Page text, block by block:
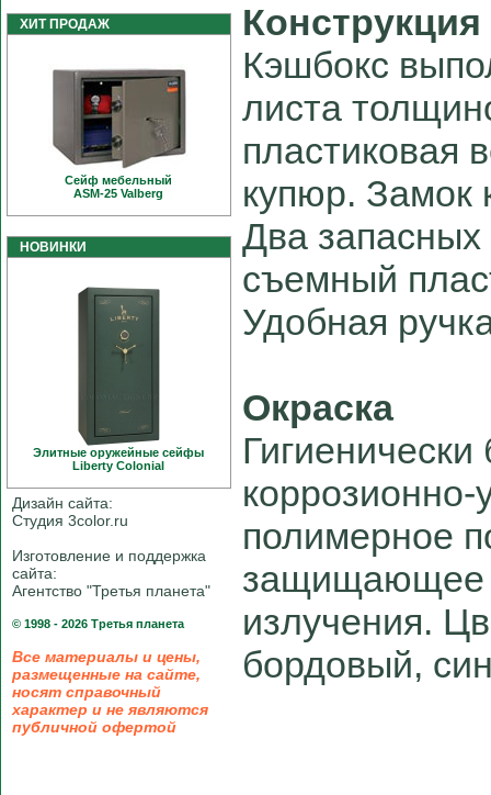
ХИТ ПРОДАЖ
Сейф мебельный
ASM-25 Valberg
НОВИНКИ
Элитные оружейные сейфы
Liberty Colonial
Дизайн сайта:
Студия 3color.ru
Изготовление и поддержка
сайта:
Агентство "Третья планета"
© 1998 - 2026 Третья планета
Все материалы и цены,
размещенные на сайте,
носят справочный
характер и не являются
публичной офертой
Конструкция
Кэшбокс
листа
пластиковая
купюр. Замок
Два
съемный
Удобная
Окраска
коррозионно-
полимерное
защищающее
излучения.
бордовый,